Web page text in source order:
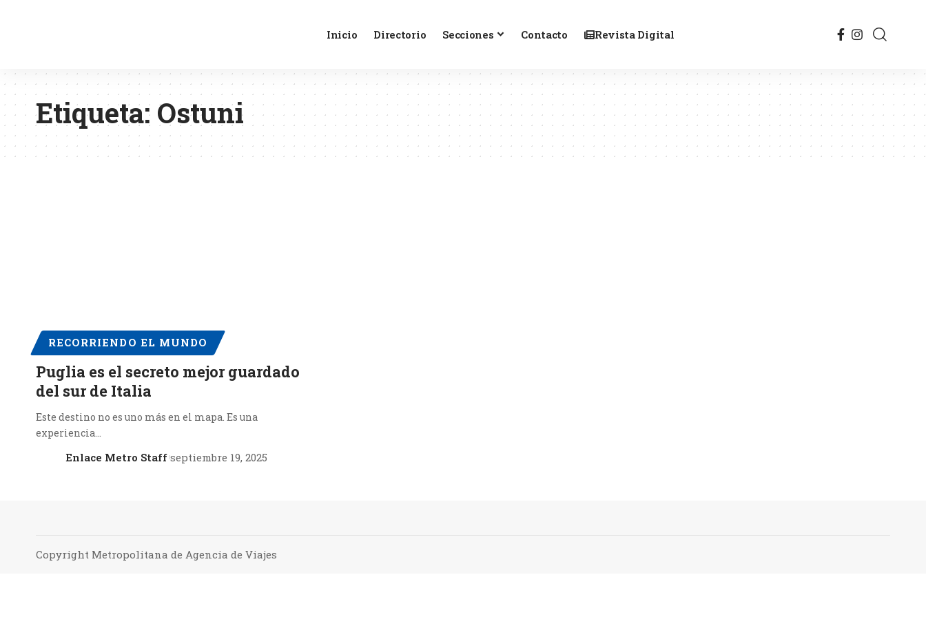
Inicio Directorio Secciones Contacto Revista Digital
Etiqueta: Ostuni
RECORRIENDO EL MUNDO
Puglia es el secreto mejor guardado
del sur de Italia
Este destino no es uno más en el mapa. Es una
experiencia…
Enlace Metro Staff septiembre 19, 2025
Copyright Metropolitana de Agencia de Viajes